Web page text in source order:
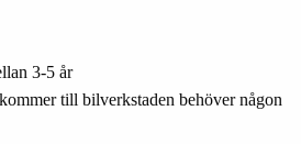
3-5 år
till bilverkstaden behöver någon